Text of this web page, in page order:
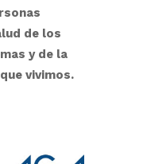
de los
y de la
vivimos.